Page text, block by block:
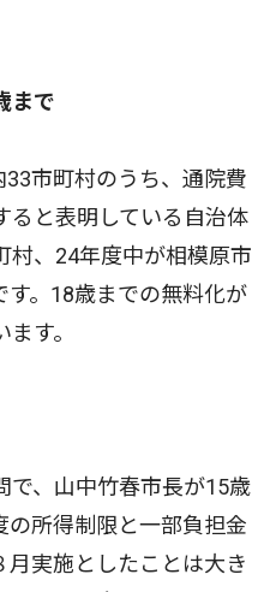
まで
市町村のうち、通院費
ると表明している自治体
村、24年度中が相模原市
。18歳までの無料化が
す。
、山中竹春市長が15歳
の所得制限と一部負担金
実施としたことは大き